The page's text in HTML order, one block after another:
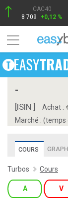
CAC40
8 709
+0,12 %
-
[ISIN ] Achat :
Marché : (temps
COURS
Turbos Cours
A V